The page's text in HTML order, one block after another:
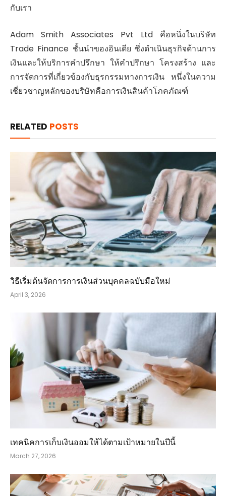
กับเรา
Adam Smith Associates Pvt Ltd คือหนึ่งในบริษัท
Trade Finance ชั้นนำของอินเดีย ซึ่งดำเนินธุรกิจด้านการ
เงินและให้บริการคำปรึกษา ให้คำปรึกษา โครงสร้าง และ
การจัดการที่เกี่ยวข้องกับธุรกรรมทางการเงิน หนึ่งในความ
เชี่ยวชาญหลักของบริษัทคือการเงินสินค้าโภคภัณฑ์
RELATED POSTS
วิธีเริ่มต้นจัดการการเงินส่วนบุคคลฉบับมือใหม่
April 3, 2026
เทคนิคการเก็บเงินออมให้ได้ตามเป้าหมายในปีนี้
March 27, 2026